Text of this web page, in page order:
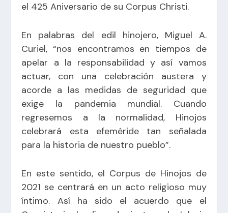
el 425 Aniversario de su Corpus Christi.
En palabras del edil hinojero, Miguel A.
Curiel, “nos encontramos en tiempos de
apelar a la responsabilidad y así vamos
actuar, con una celebración austera y
acorde a las medidas de seguridad que
exige la pandemia mundial. Cuando
regresemos a la normalidad, Hinojos
celebrará esta efeméride tan señalada
para la historia de nuestro pueblo”.
En este sentido, el Corpus de Hinojos de
2021 se centrará en un acto religioso muy
íntimo. Así ha sido el acuerdo que el